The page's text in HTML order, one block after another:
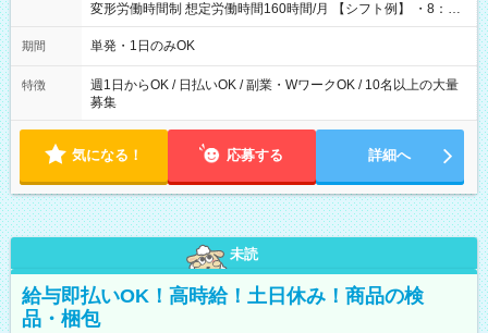
変形労働時間制 想定労働時間160時間/月 【シフト例】 ・8：00
～21：00
期間 単発・1日のみOK
特徴
週1日からOK / 日払いOK / 副業・WワークOK / 10名以上の大量
募集
気になる！ 応募する 詳細へ
未読
給与即払いOK！高時給！土日休み！商品の検
品・梱包